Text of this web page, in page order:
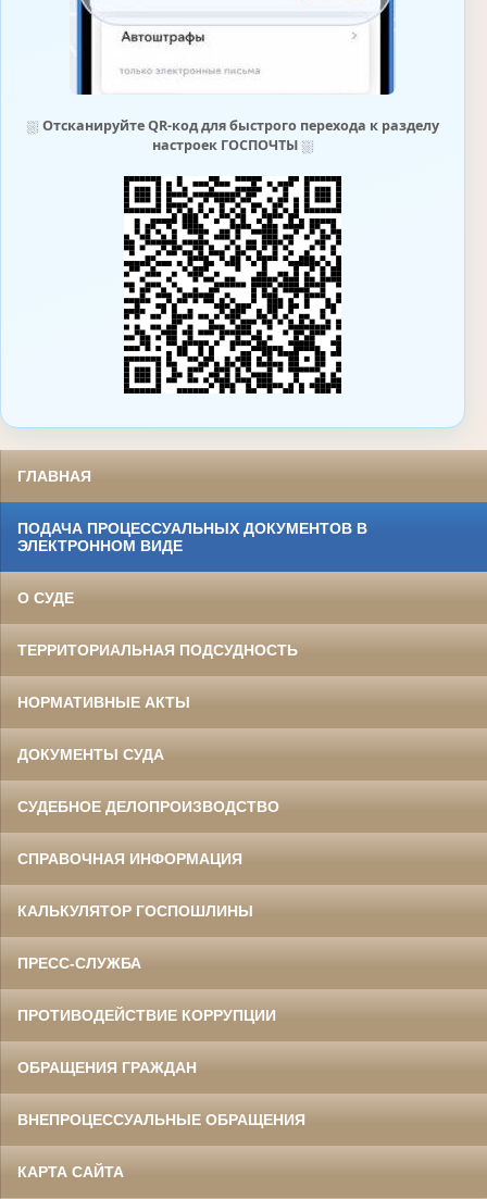
⛆ Отсканируйте QR-код для быстрого перехода к разделу
настроек ГОСПОЧТЫ⛆
ГЛАВНАЯ
ПОДАЧА ПРОЦЕССУАЛЬНЫХ ДОКУМЕНТОВ В
ЭЛЕКТРОННОМ ВИДЕ
О СУДЕ
ТЕРРИТОРИАЛЬНАЯ ПОДСУДНОСТЬ
НОРМАТИВНЫЕ АКТЫ
ДОКУМЕНТЫ СУДА
СУДЕБНОЕ ДЕЛОПРОИЗВОДСТВО
СПРАВОЧНАЯ ИНФОРМАЦИЯ
КАЛЬКУЛЯТОР ГОСПОШЛИНЫ
ПРЕСС-СЛУЖБА
ПРОТИВОДЕЙСТВИЕ КОРРУПЦИИ
ОБРАЩЕНИЯ ГРАЖДАН
ВНЕПРОЦЕССУАЛЬНЫЕ ОБРАЩЕНИЯ
КАРТА САЙТА